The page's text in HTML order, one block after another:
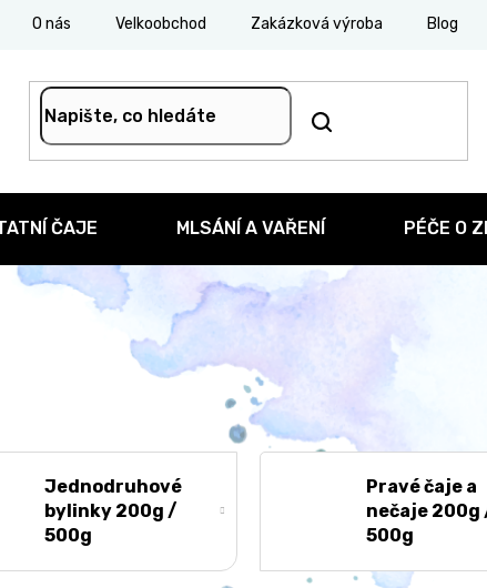
O nás Velkoobchod Zakázková výroba Blog
ČAJE MLSÁNÍ A VAŘENÍ PÉČE O
Jednodruhové
bylinky 200g /
500g
Pravé čaje a
nečaje 200g
500g